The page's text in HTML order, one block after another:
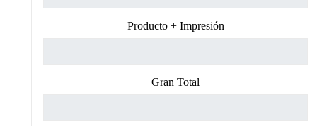
Producto + Impresión
Gran Total